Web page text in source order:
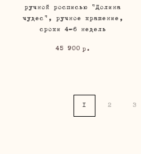
ручной росписью "Долина
чудес", ручное крашение,
сроки 4-6 недель
45 900 р.
1 2 3